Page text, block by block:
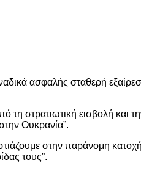
ασφαλής σταθερή
στρατιωτική εισβολή και
Ουκρανία”.
στην παράνομη
τους”.